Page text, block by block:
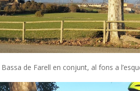
de Farell en conjunt, al fons a